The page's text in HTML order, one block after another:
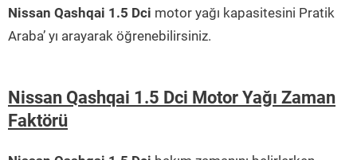
Nissan Qashqai 1.5 Dci motor yağı kapasitesini Pratik
Araba’ yı arayarak öğrenebilirsiniz.
Nissan Qashqai 1.5 Dci Motor Yağı Zaman
Faktörü